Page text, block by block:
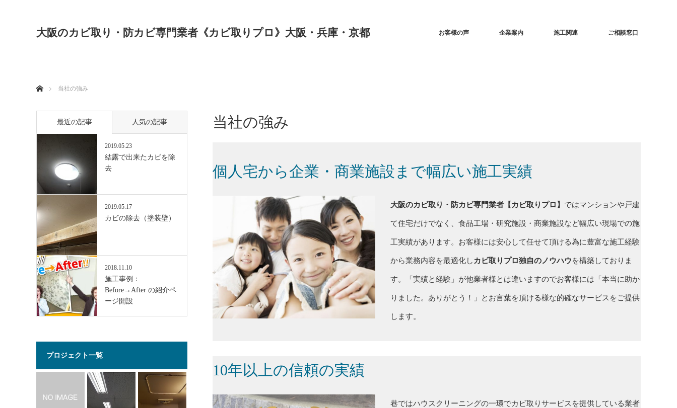
大阪のカビ取り・防カビ専門業者《カビ取りプロ》大阪・兵庫・京都 お客様の声 企業案内 施工関連 ご相談窓口
当社の強み
当社の強み
個人宅から企業・商業施設まで幅広い施工実績
大阪のカビ取り・防カビ専門業者【カビ取りプロ】 ではマンションや戸建
て住宅だけでなく、食品工場・研究施設・商業施設など幅広い現場での施
工実績があります。お客様には安心して任せて頂ける為に豊富な施工経験
から業務内容を最適化し カビ取りプロ独自のノウハウを構築しておりま
す。「実績と経験」が他業者様とは違いますのでお客様には「本当に助か
りました。ありがとう！」とお言葉を頂ける様な的確なサービスをご提供
します。
10年以上の信頼の実績
巷ではハウスクリーニングの一環でカビ取りサービスを提供している業者
最近の記事 人気の記事
2019.05.23
結露で出来たカビを除
去
2019.05.17
カビの除去（塗装壁）
2018.11.10
施工事例：
Before→After の紹介ペ
ージ開設
プロジェクト一覧